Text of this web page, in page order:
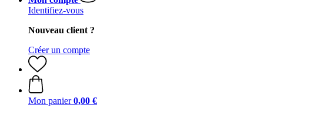
Identifiez-vous
Nouveau client ?
Créer un compte
Mon panier 0,00 €